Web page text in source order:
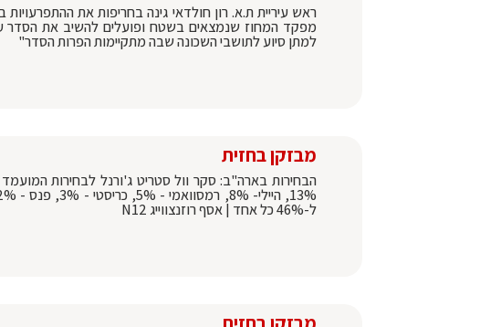
ראש עיריית ת.א. רון חולדאי גינה בחריפות את
מפקד המחוז שנמצאים בשטח ופועלים להשיב את הסדר על
למתן סיוע לתושבי השכונה שבה מתקיימות הפרות הסדר"
מבזקן בחזית
ל-46% כל אחד | אסף רוזנצווייג N12